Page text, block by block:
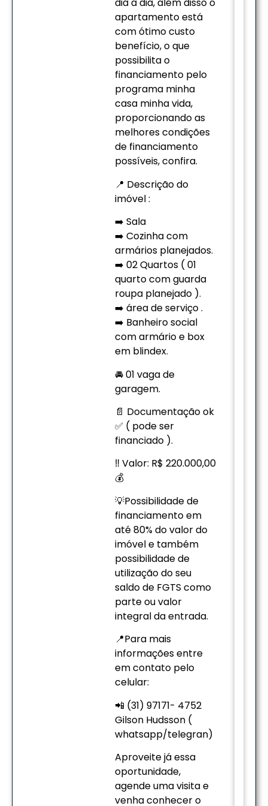
dia a dia, além disso o
apartamento está
com ótimo custo
benefício, o que
possibilita o
financiamento pelo
programa minha
casa minha vida,
proporcionando as
melhores condições
de financiamento
possíveis, confira.
📍 Descrição do
imóvel :
➡️ Sala
➡️ Cozinha com
armários planejados.
➡️ 02 Quartos ( 01
quarto com guarda
roupa planejado ).
➡️ área de serviço .
➡️ Banheiro social
com armário e box
em blindex.
🚘 01 vaga de
garagem.
📄 Documentação ok
✅ ( pode ser
financiado ).
‼️ Valor: R$ 220.000,00
💰
💡Possibilidade de
financiamento em
até 80% do valor do
imóvel e também
possibilidade de
utilização do seu
saldo de FGTS como
parte ou valor
integral da entrada.
📍Para mais
informações entre
em contato pelo
celular:
📲 (31) 97171- 4752
Gilson Hudsson (
whatsapp/telegran)
Aproveite já essa
oportunidade,
agende uma visita e
venha conhecer o